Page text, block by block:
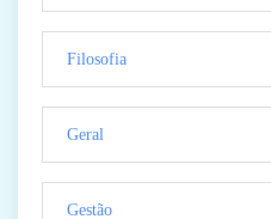
Filosofia
Geral
Gestão